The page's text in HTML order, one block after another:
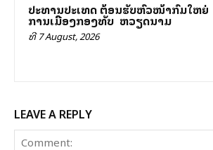
ປະທານປະເທດ ຕ້ອນຮັບຫົວໜ້າກົມໃຫຍ່
ການເມືອງກອງທັບ ສສ ຫວຽດນາມ
ທີ 7 August, 2026
LEAVE A REPLY